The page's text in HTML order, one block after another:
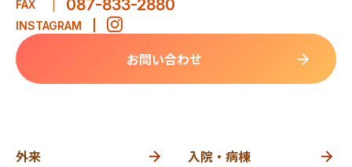
FAX 087-833-2880
INSTAGRAM
お問い合わせ
外来 入院・病棟